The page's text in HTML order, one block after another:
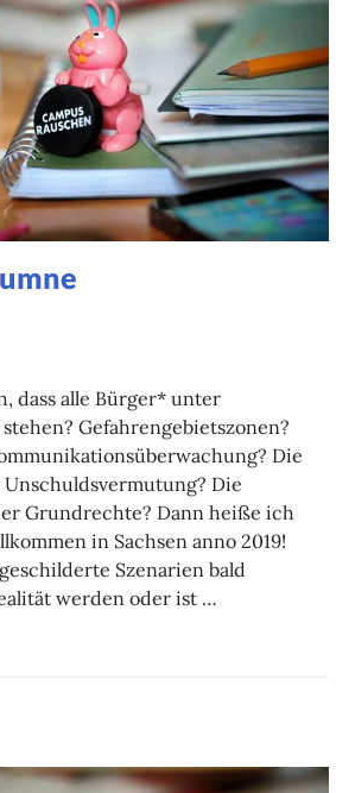
dass alle Bürger* unter
Gefahrengebietszonen?
Die
Die
Grundrechte? Dann heiße ich
in Sachsen anno 2019!
Szenarien bald
werden oder ist …